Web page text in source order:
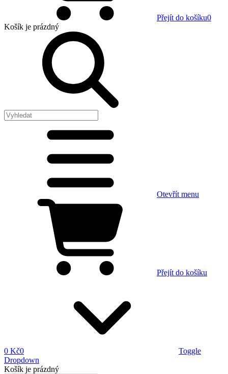
Přejít do košíku0
Košík je prázdný
Otevřít menu
Přejít do košíku
0 Kč0
Toggle
Dropdown
Košík je prázdný